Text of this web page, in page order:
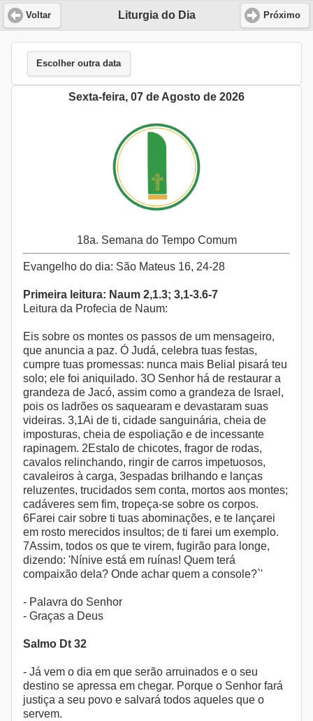
Liturgia do Dia
Voltar Próximo
Escolher outra data
Sexta-feira, 07 de Agosto de 2026
18a. Semana do Tempo Comum
Evangelho do dia: São Mateus 16, 24-28
Primeira leitura: Naum 2,1.3; 3,1-3.6-7
Leitura da Profecia de Naum:
Eis sobre os montes os passos de um mensageiro,
que anuncia a paz. Ó Judá, celebra tuas festas,
cumpre tuas promessas: nunca mais Belial pisará teu
solo; ele foi aniquilado. 3O Senhor há de restaurar a
grandeza de Jacó, assim como a grandeza de Israel,
pois os ladrões os saquearam e devastaram suas
videiras. 3,1Ai de ti, cidade sanguinária, cheia de
imposturas, cheia de espoliação e de incessante
rapinagem. 2Estalo de chicotes, fragor de rodas,
cavalos relinchando, ringir de carros impetuosos,
cavaleiros à carga, 3espadas brilhando e lanças
reluzentes, trucidados sem conta, mortos aos montes;
cadáveres sem fim, tropeça-se sobre os corpos.
6Farei cair sobre ti tuas abominações, e te lançarei
em rosto merecidos insultos; de ti farei um exemplo.
7Assim, todos os que te virem, fugirão para longe,
dizendo: 'Nínive está em ruínas! Quem terá
compaixão dela? Onde achar quem a console?`'
- Palavra do Senhor
- Graças a Deus
Salmo Dt 32
- Já vem o dia em que serão arruinados e o seu
destino se apressa em chegar. Porque o Senhor fará
justiça a seu povo e salvará todos aqueles que o
servem.